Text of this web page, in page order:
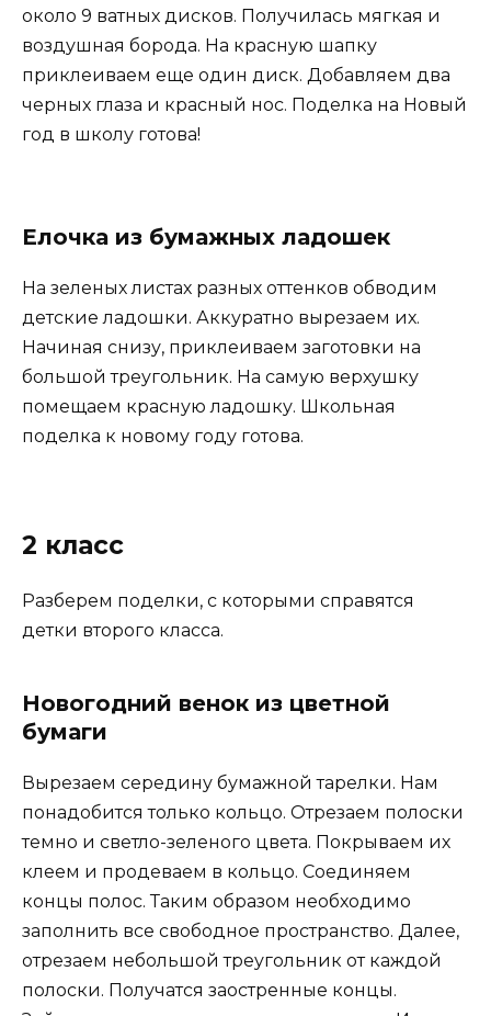
около 9 ватных дисков. Получилась мягкая и
воздушная борода. На красную шапку
приклеиваем еще один диск. Добавляем два
черных глаза и красный нос. Поделка на Новый
год в школу готова!
Елочка из бумажных ладошек
На зеленых листах разных оттенков обводим
детские ладошки. Аккуратно вырезаем их.
Начиная снизу, приклеиваем заготовки на
большой треугольник. На самую верхушку
помещаем красную ладошку. Школьная
поделка к новому году готова.
2 класс
Разберем поделки, с которыми справятся
детки второго класса.
Новогодний венок из цветной
бумаги
Вырезаем середину бумажной тарелки. Нам
понадобится только кольцо. Отрезаем полоски
темно и светло-зеленого цвета. Покрываем их
клеем и продеваем в кольцо. Соединяем
концы полос. Таким образом необходимо
заполнить все свободное пространство. Далее,
отрезаем небольшой треугольник от каждой
полоски. Получатся заостренные концы.